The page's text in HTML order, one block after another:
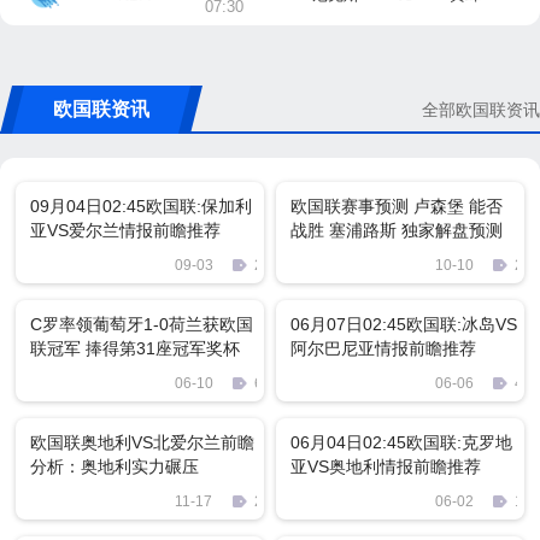
07:30
欧国联资讯 全部欧国联资讯
09月04日02:45欧国联:保加利
亚VS爱尔兰情报前瞻推荐
09-03 2927
欧国联赛事预测 卢森堡 能否
战胜 塞浦路斯 独家解盘预测
10-10
C罗率领葡萄牙1-0荷兰获欧国
联冠军 捧得第31座冠军奖杯
06-10 67
06月07日02:45欧国联:冰岛VS
阿尔巴尼亚情报前瞻推荐
06-06 450
欧国联奥地利VS北爱尔兰前瞻
分析：奥地利实力碾压
11-17 2187
06月04日02:45欧国联:克罗地
亚VS奥地利情报前瞻推荐
06-02